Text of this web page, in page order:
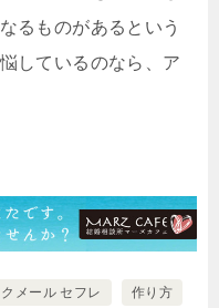
るものがあるという
しているのなら、ア
メール セフレ 作り方